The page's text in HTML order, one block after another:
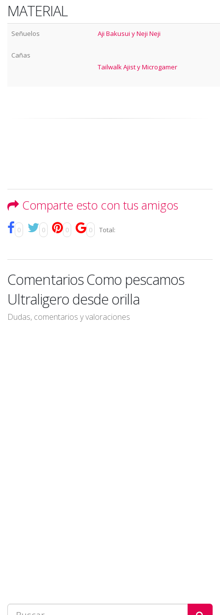
MATERIAL
Señuelos
Cañas
Aji Bakusui y Neji Neji
Tailwalk Ajist y Microgamer
Comparte esto con tus amigos
0 0 0 0 Total:
Comentarios Como pescamos
Ultraligero desde orilla
Dudas, comentarios y valoraciones